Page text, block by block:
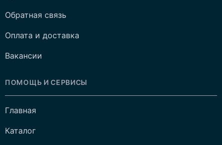
Обратная связь
Оплата и доставка
Вакансии
ПОМОЩЬ И СЕРВИСЫ
Главная
Каталог